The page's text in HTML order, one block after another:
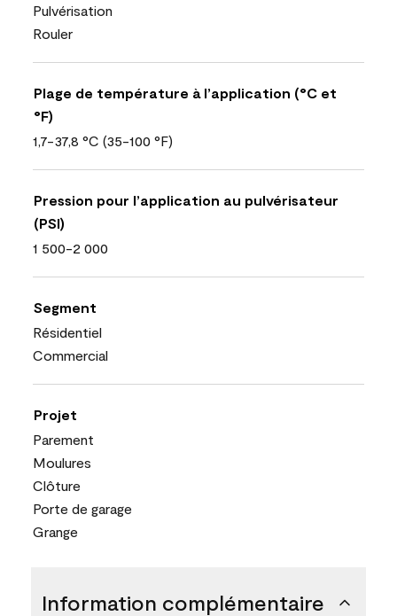
Pulvérisation
Rouler
Plage de température à l’application (°C et
°F)
1,7-37,8 °C (35-100 °F)
Pression pour l’application au pulvérisateur
(PSI)
1 500-2 000
Segment
Résidentiel
Commercial
Projet
Parement
Moulures
Clôture
Porte de garage
Grange
Information complémentaire